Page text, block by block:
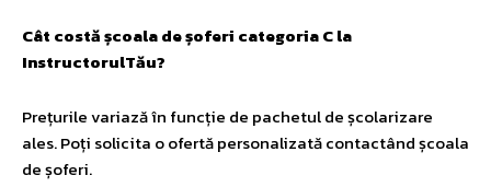
Cât costă școala de șoferi categoria C la
InstructorulTău?
Prețurile variază în funcție de pachetul de școlarizare
ales. Poți solicita o ofertă personalizată contactând școala
de șoferi.